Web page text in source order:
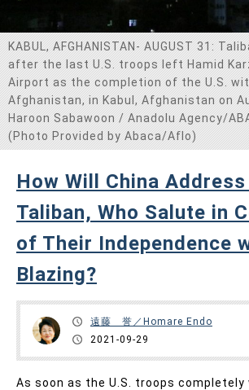
KABUL, AFGHANISTAN- AUGUST 31:
after the last U.S. troops left Hamid
Airport as the completion of the U.S.
Afghanistan, in Kabul, Afghanistan on
Haroon Sabawoon / Anadolu Agency/
(Photo Provided by Abaca/Aflo)
How Will China
Taliban, Who Salute in
of Their Independence
Blazing?
遠藤 誉／Homare Endo
2021-09-29
As soon as the U.S. troops completely